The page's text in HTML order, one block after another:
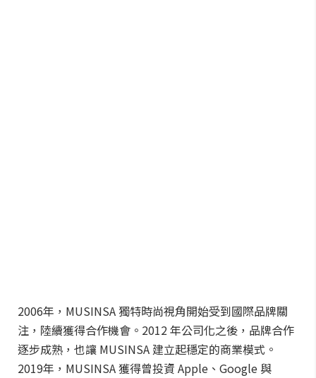
2006年，MUSINSA 獨特時尚視角開始受到國際品牌關
注，陸續獲得合作機會。2012 年公司化之後，品牌合作
逐步成熟，也讓 MUSINSA 建立起穩定的商業模式。
2019年，MUSINSA 獲得曾投資 Apple、Google 與